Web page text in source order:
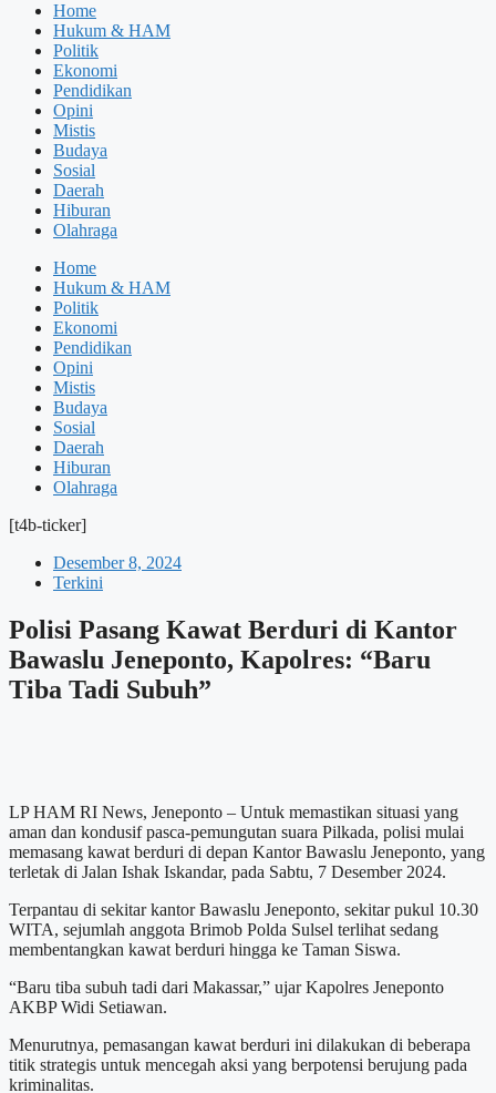
Home
Hukum & HAM
Politik
Ekonomi
Pendidikan
Opini
Mistis
Budaya
Sosial
Daerah
Hiburan
Olahraga
Home
Hukum & HAM
Politik
Ekonomi
Pendidikan
Opini
Mistis
Budaya
Sosial
Daerah
Hiburan
Olahraga
[t4b-ticker]
Desember 8, 2024
Terkini
Polisi Pasang Kawat Berduri di Kantor
Bawaslu Jeneponto, Kapolres: “Baru
Tiba Tadi Subuh”
LP HAM RI News, Jeneponto – Untuk memastikan situasi yang
aman dan kondusif pasca-pemungutan suara Pilkada, polisi mulai
memasang kawat berduri di depan Kantor Bawaslu Jeneponto, yang
terletak di Jalan Ishak Iskandar, pada Sabtu, 7 Desember 2024.
Terpantau di sekitar kantor Bawaslu Jeneponto, sekitar pukul 10.30
WITA, sejumlah anggota Brimob Polda Sulsel terlihat sedang
membentangkan kawat berduri hingga ke Taman Siswa.
“Baru tiba subuh tadi dari Makassar,” ujar Kapolres Jeneponto
AKBP Widi Setiawan.
Menurutnya, pemasangan kawat berduri ini dilakukan di beberapa
titik strategis untuk mencegah aksi yang berpotensi berujung pada
kriminalitas.